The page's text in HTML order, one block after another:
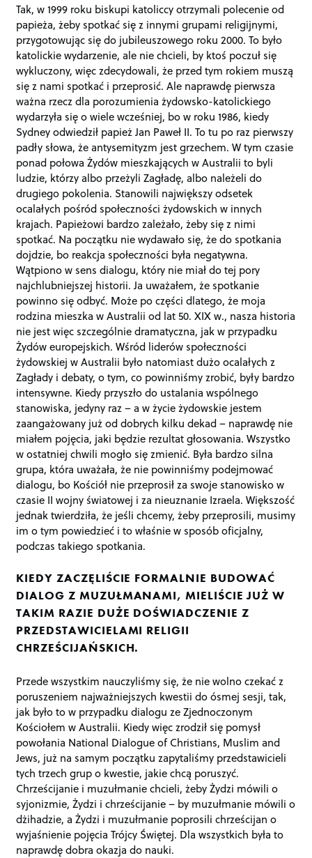
Tak, w 1999 roku biskupi katoliccy otrzymali polecenie od
papieża, żeby spotkać się z innymi grupami religijnymi,
przygotowując się do jubileuszowego roku 2000. To było
katolickie wydarzenie, ale nie chcieli, by ktoś poczuł się
wykluczony, więc zdecydowali, że przed tym rokiem muszą
się z nami spotkać i przeprosić. Ale naprawdę pierwsza
ważna rzecz dla porozumienia żydowsko-katolickiego
wydarzyła się o wiele wcześniej, bo w roku 1986, kiedy
Sydney odwiedził papież Jan Paweł II. To tu po raz pierwszy
padły słowa, że antysemityzm jest grzechem. W tym czasie
ponad połowa Żydów mieszkających w Australii to byli
ludzie, którzy albo przeżyli Zagładę, albo należeli do
drugiego pokolenia. Stanowili największy odsetek
ocalałych pośród społeczności żydowskich w innych
krajach. Papieżowi bardzo zależało, żeby się z nimi
spotkać. Na początku nie wydawało się, że do spotkania
dojdzie, bo reakcja społeczności była negatywna.
Wątpiono w sens dialogu, który nie miał do tej pory
najchlubniejszej historii. Ja uważałem, że spotkanie
powinno się odbyć. Może po części dlatego, że moja
rodzina mieszka w Australii od lat 50. XIX w., nasza historia
nie jest więc szczególnie dramatyczna, jak w przypadku
Żydów europejskich. Wśród liderów społeczności
żydowskiej w Australii było natomiast dużo ocalałych z
Zagłady i debaty, o tym, co powinniśmy zrobić, były bardzo
intensywne. Kiedy przyszło do ustalania wspólnego
stanowiska, jedyny raz – a w życie żydowskie jestem
zaangażowany już od dobrych kilku dekad – naprawdę nie
miałem pojęcia, jaki będzie rezultat głosowania. Wszystko
w ostatniej chwili mogło się zmienić. Była bardzo silna
grupa, która uważała, że nie powinniśmy podejmować
dialogu, bo Kościół nie przeprosił za swoje stanowisko w
czasie II wojny światowej i za nieuznanie Izraela. Większość
jednak twierdziła, że jeśli chcemy, żeby przeprosili, musimy
im o tym powiedzieć i to właśnie w sposób oficjalny,
podczas takiego spotkania.
KIEDY ZACZĘLIŚCIE FORMALNIE BUDOWAĆ
DIALOG Z MUZUŁMANAMI, MIELIŚCIE JUŻ W
TAKIM RAZIE DUŻE DOŚWIADCZENIE Z
PRZEDSTAWICIELAMI RELIGII
CHRZEŚCIJAŃSKICH.
Przede wszystkim nauczyliśmy się, że nie wolno czekać z
poruszeniem najważniejszych kwestii do ósmej sesji, tak,
jak było to w przypadku dialogu ze Zjednoczonym
Kościołem w Australii. Kiedy więc zrodził się pomysł
powołania National Dialogue of Christians, Muslim and
Jews, już na samym początku zapytaliśmy przedstawicieli
tych trzech grup o kwestie, jakie chcą poruszyć.
Chrześcijanie i muzułmanie chcieli, żeby Żydzi mówili o
syjonizmie, Żydzi i chrześcijanie – by muzułmanie mówili o
dżihadzie, a Żydzi i muzułmanie poprosili chrześcijan o
wyjaśnienie pojęcia Trójcy Świętej. Dla wszystkich była to
naprawdę dobra okazja do nauki.